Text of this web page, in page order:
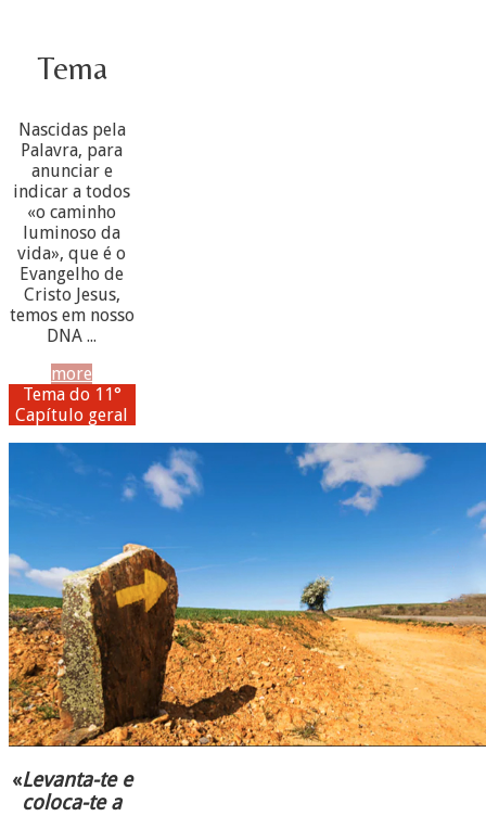
Tema
Nascidas pela
Palavra, para
anunciar e
indicar a todos
«o caminho
luminoso da
vida», que é o
Evangelho de
Cristo Jesus,
temos em nosso
DNA ...
more
Tema do 11°
Capítulo geral
«Levanta-te e
coloca-te a